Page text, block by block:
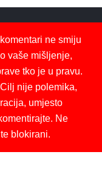
ne smiju
vaše mišljenje,
tko je u pravu.
nije polemika,
umjesto
Ne
blokirani.